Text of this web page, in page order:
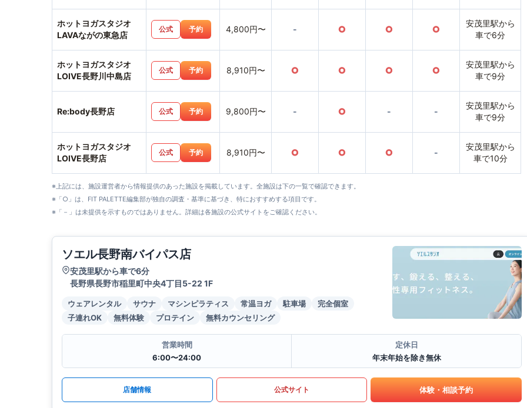
ホットヨガスタジオ
LAVAながの東急店
公式 予約 4,800円〜 - ○ ○ ○
安茂里駅から
車で6分
ホットヨガスタジオ
LOIVE長野川中島店
公式 予約 8,910円〜 ○ ○ ○ ○
安茂里駅から
車で9分
Re:body長野店 公式 予約 9,800円〜 - ○ - -
安茂里駅から
車で9分
ホットヨガスタジオ
LOIVE長野店
公式 予約 8,910円〜 ○ ○ ○ -
安茂里駅から
車で10分
※上記には、施設運営者から情報提供のあった施設を掲載しています。全施設は下の一覧で確認できます。
※「○」は、FIT PALETTE編集部が独自の調査・基準に基づき、特におすすめする項目です。
※「－」は未提供を示すものではありません。詳細は各施設の公式サイトをご確認ください。
ソエル長野南バイパス店
安茂里駅から車で6分
長野県長野市稲里町中央4丁目5-22 1F
ウェアレンタル サウナ マシンピラティス 常温ヨガ 駐車場
完全個室
子連れOK
無料体験 プロテイン 無料カウンセリング
営業時間
6:00〜24:00
定休日
年末年始を除き無休
店舗情報 公式サイト 体験・相談予約